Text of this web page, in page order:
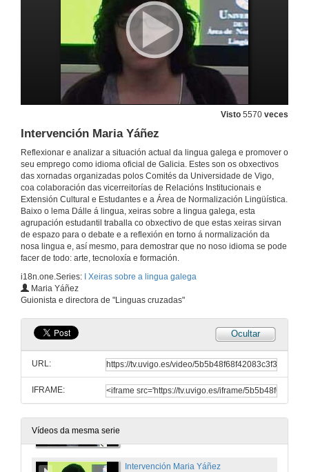
Visto 5570 veces
Intervención Maria Yáñez
Reflexionar e analizar a situación actual da lingua galega e promover o
seu emprego como idioma oficial de Galicia. Estes son os obxectivos
das xornadas organizadas polos Comités da Universidade de Vigo,
coa colaboración das vicerreitorías de Relacións Institucionais e
Extensión Cultural e Estudantes e a Área de Normalización Lingüística.
Baixo o lema Dálle á lingua, xeiras sobre a lingua galega, esta
agrupación estudantil traballa co obxectivo de que estas xeiras sirvan
de espazo para o debate e a reflexión en torno á normalización da
nosa lingua e, así mesmo, para demostrar que no noso idioma se pode
facer de todo: arte, tecnoloxía e formación.
i18n.one.Series:
I Xeiras sobre a lingua galega
Maria Yáñez
Guionista e directora de "Linguas cruzadas"
Ocultar
URL:
IFRAME:
Vídeos da mesma serie
Acto de Apertura
15 de abr. de 2009
Intervención de Mª. Carmen Cabeza
15 de abr. de 2009
15 de abr. de 2009
15 de abr. de 2009
Presentación
Intervención Maria Yáñez